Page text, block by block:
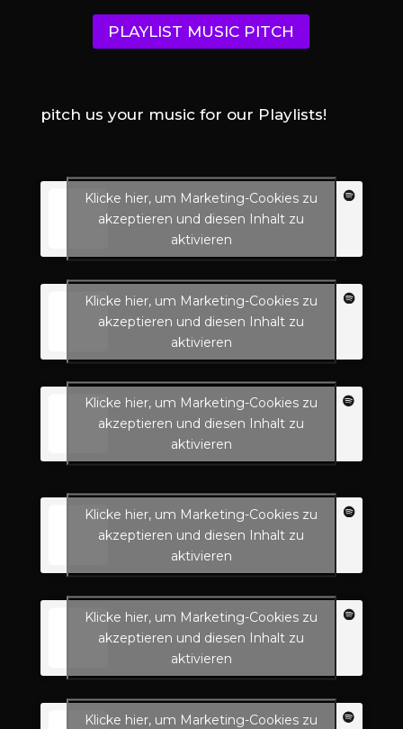
PLAYLIST MUSIC PITCH
pitch us your music for our Playlists!
Klicke hier, um Marketing-Cookies zu
akzeptieren und diesen Inhalt zu
aktivieren
Klicke hier, um Marketing-Cookies zu
akzeptieren und diesen Inhalt zu
aktivieren
Klicke hier, um Marketing-Cookies zu
akzeptieren und diesen Inhalt zu
aktivieren
Klicke hier, um Marketing-Cookies zu
akzeptieren und diesen Inhalt zu
aktivieren
Klicke hier, um Marketing-Cookies zu
akzeptieren und diesen Inhalt zu
aktivieren
Klicke hier, um Marketing-Cookies zu